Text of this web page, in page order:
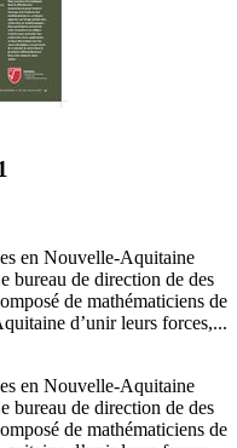
en Nouvelle-Aquitaine
de direction de des
de mathématiciens de
d’unir leurs forces,...
en Nouvelle-Aquitaine
de direction de des
de mathématiciens de